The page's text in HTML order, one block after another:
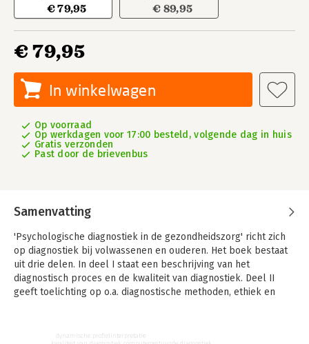
€ 79,95 € 89,95
€ 79,95
In winkelwagen
Op voorraad
Op werkdagen voor 17:00 besteld, volgende dag in huis
Gratis verzonden
Past door de brievenbus
Samenvatting
'Psychologische diagnostiek in de gezondheidszorg' richt zich
op diagnostiek bij volwassenen en ouderen. Het boek bestaat
uit drie delen. In deel I staat een beschrijving van het
diagnostisch proces en de kwaliteit van diagnostiek. Deel II
geeft toelichting op o.a. diagnostische methoden, ethiek en
voorbeelden uit de praktijk. Hiermee kun je de theorie uit deel
dynamische profielinterpretatie